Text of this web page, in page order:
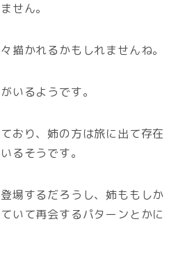
せん。
描かれるかもしれませんね。
いるようです。
おり、姉の方は旅に出て存在
るそうです。
場するだろうし、姉ももしか
いて再会するパターンとかに